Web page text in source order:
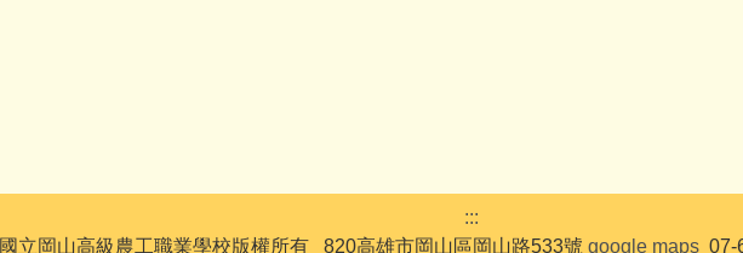
:::
國立岡山高級農工職業學校版權所有 820高雄市岡山區岡山路533號 google maps07-